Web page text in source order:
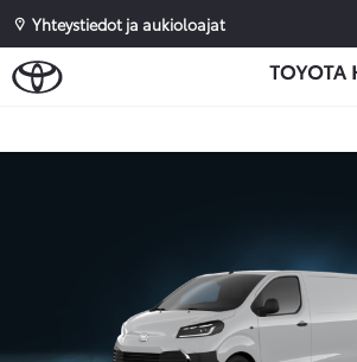
Yhteystiedot ja aukioloajat